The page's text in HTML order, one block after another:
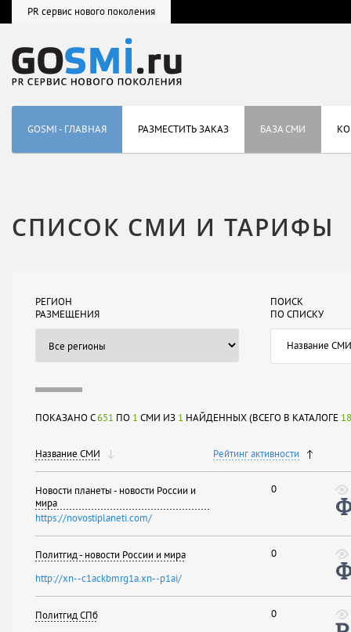
PR сервис нового поколения
GOSMI - ГЛАВНАЯ РАЗМЕСТИТЬ ЗАКАЗ БАЗА СМИ
СПИСОК СМИ И ТАРИФЫ
РЕГИОН
РАЗМЕЩЕНИЯ
ПОИСК
ПО СПИСКУ
ПОКАЗАНО С651 ПО 1 СМИ ИЗ 1 НАЙДЕННЫХ (ВСЕГО В КАТАЛОГЕ
Название СМИ Рейтинг активности
Новости планеты - новости России и
мира
https://novostiplaneti.com/
0
Политгид - новости России и мира
http://xn--c1ackbmrg1a.xn--p1ai/
0
Политгид СПб
0